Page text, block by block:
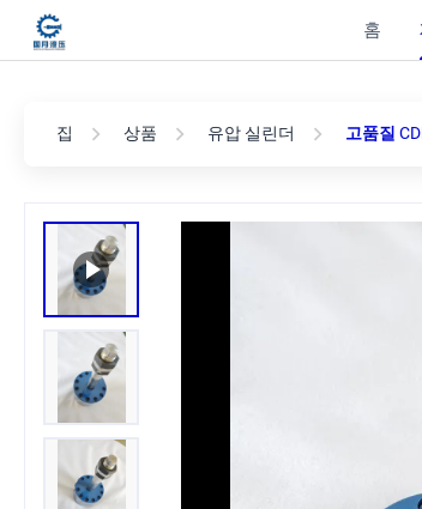
홈
집 상품 유압 실린더 고품질